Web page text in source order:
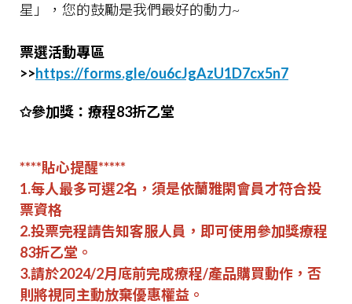
星」，您的鼓勵是我們最好的動力~
票選活動專區
>>https://forms.gle/ou6cJgAzU1D7cx5n7
✩參加獎：療程83折乙堂
****貼心提醒*****
1.每人最多可選2名，須是依蘭雅閑會員才符合投
票資格
2.投票完程請告知客服人員，即可使用參加獎療程
83折乙堂。
3.請於2024/2月底前完成療程/產品購買動作，否
則將視同主動放棄優惠權益。